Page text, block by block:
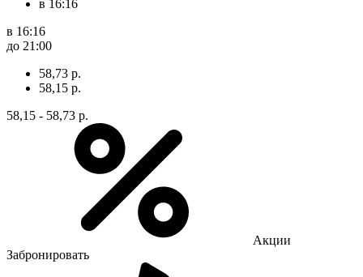
в 16:16
в 16:16
до 21:00
58,73 р.
58,15 р.
58,15 - 58,73 р.
Акции
Забронировать